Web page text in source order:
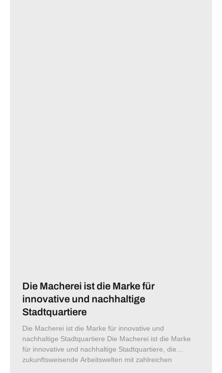
Die Macherei ist die Marke für
innovative und nachhaltige
Stadtquartiere
Die Macherei ist die Marke für innovative und
nachhaltige Stadtquartiere Die Macherei ist die Marke
für innovative und nachhaltige Stadtquartiere, die
zukunftsweisende Arbeitswelten mit zahlreichen